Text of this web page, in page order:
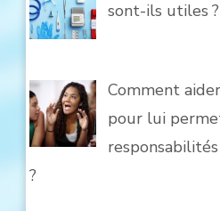
sont-ils utiles ?
Comment
pour lui
?